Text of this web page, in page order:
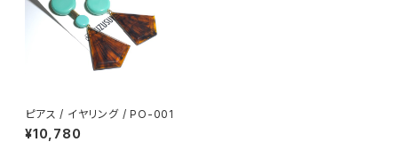
ピアス / イヤリング / PO-001
¥10,780